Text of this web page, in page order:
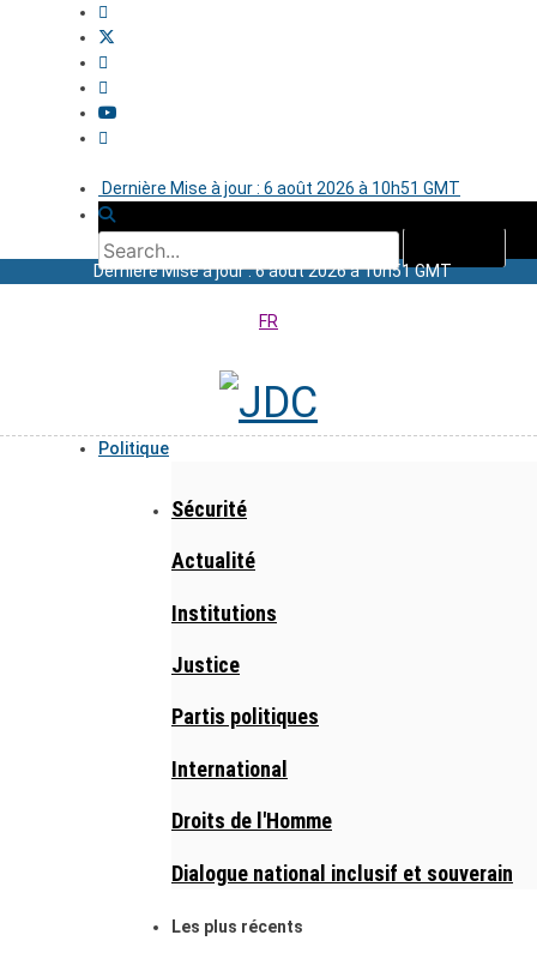
Dernière Mise à jour : 6 août 2026 à 10h51 GMT
Dernière Mise à jour : 6 août 2026 à 10h51 GMT
FR
Politique
Sécurité
Actualité
Institutions
Justice
Partis politiques
International
Droits de l'Homme
Dialogue national inclusif et souverain
Les plus récents